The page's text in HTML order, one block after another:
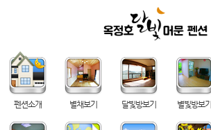
펜션소개 별채보기 달빛방보기 별빛방보기